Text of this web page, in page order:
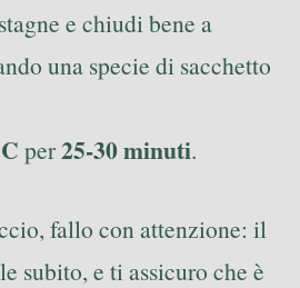
e chiudi bene a
una specie di sacchetto
per25-30 minuti.
fallo con attenzione: il
subito, e ti assicuro che è